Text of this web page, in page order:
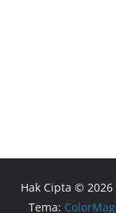
Hak Cipta © 2026
Tema: ColorMag